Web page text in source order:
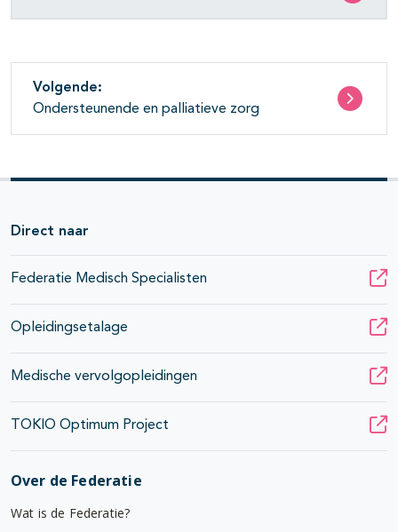
Volgende:
Ondersteunende en palliatieve zorg
Direct naar
Federatie Medisch Specialisten
Opleidingsetalage
Medische vervolgopleidingen
TOKIO Optimum Project
Over de Federatie
Wat is de Federatie?